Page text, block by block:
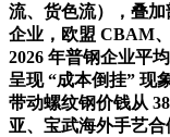
流、货色流），叠
企业，欧盟 CBAM
2026 年普钢企业平
呈现 “成本倒挂” 现
带动螺纹钢价钱从
亚、宝武海外手艺